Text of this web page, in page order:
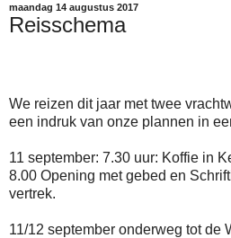
maandag 14 augustus 2017
Reisschema
We reizen dit jaar met twee
een indruk van onze plannen in
11 september: 7.30 uur: Koffie in
8.00 Opening met gebed en
vertrek.
11/12 september onderweg tot de